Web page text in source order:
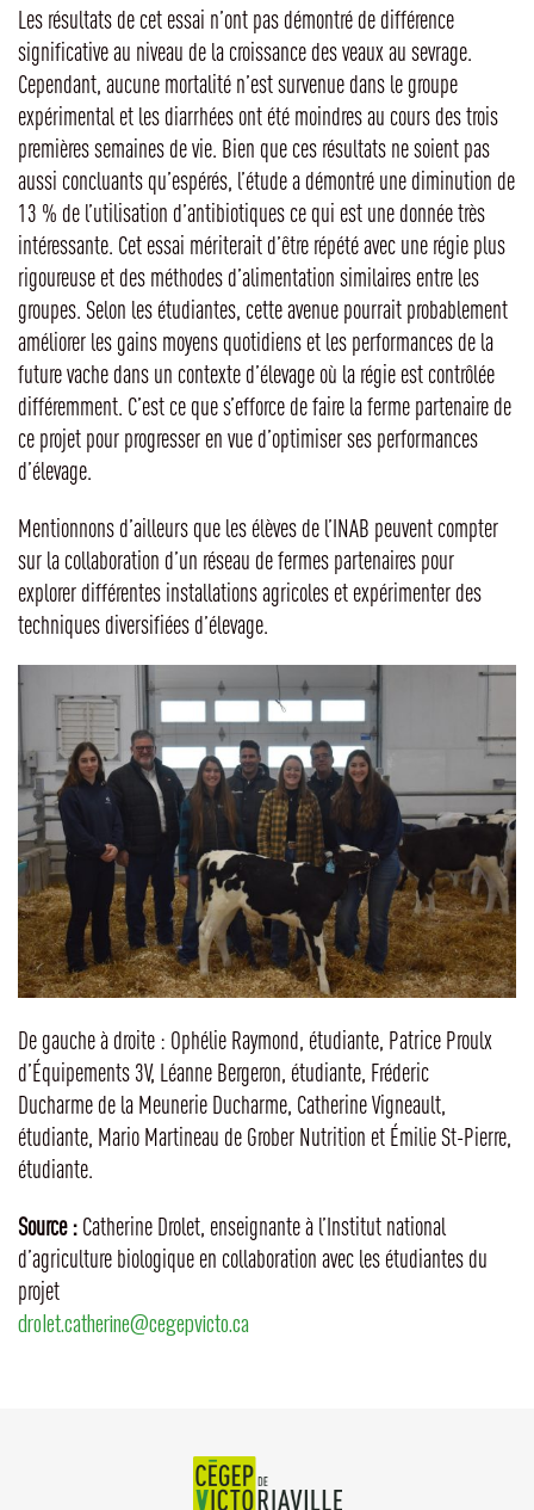
Les résultats de cet essai n’ont pas démontré de différence
significative au niveau de la croissance des veaux au sevrage.
Cependant, aucune mortalité n’est survenue dans le groupe
expérimental et les diarrhées ont été moindres au cours des trois
premières semaines de vie. Bien que ces résultats ne soient pas
aussi concluants qu’espérés, l’étude a démontré une diminution de
13 % de l’utilisation d’antibiotiques ce qui est une donnée très
intéressante. Cet essai mériterait d’être répété avec une régie plus
rigoureuse et des méthodes d’alimentation similaires entre les
groupes. Selon les étudiantes, cette avenue pourrait probablement
améliorer les gains moyens quotidiens et les performances de la
future vache dans un contexte d’élevage où la régie est contrôlée
différemment. C’est ce que s’efforce de faire la ferme partenaire de
ce projet pour progresser en vue d’optimiser ses performances
d’élevage.
Mentionnons d’ailleurs que les élèves de l’INAB peuvent compter
sur la collaboration d’un réseau de fermes partenaires pour
explorer différentes installations agricoles et expérimenter des
techniques diversifiées d’élevage.
De gauche à droite : Ophélie Raymond, étudiante, Patrice Proulx
d’Équipements 3V, Léanne Bergeron, étudiante, Fréderic
Ducharme de la Meunerie Ducharme, Catherine Vigneault,
étudiante, Mario Martineau de Grober Nutrition et Émilie St-Pierre,
étudiante.
Source :Catherine Drolet, enseignante à l’Institut national
d’agriculture biologique en collaboration avec les étudiantes du
projet
drolet.catherine@cegepvicto.ca